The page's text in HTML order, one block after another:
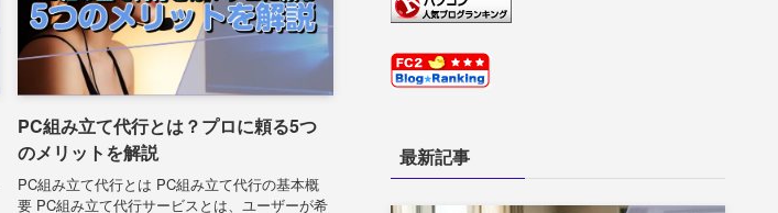
PC組み立て代行とは？プロに頼る5つ
のメリットを解説
PC組み立て代行とは PC組み立て代行の基本概
要 PC組み立て代行サービスとは、ユーザーが希
最新記事